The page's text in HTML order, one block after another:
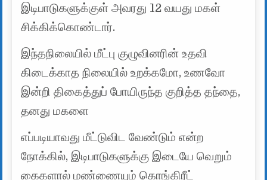
இடிபாடுகளுக்குள் அவரது 12 வயது மகள்
சிக்கிக்கொண்டார்.
இந்தநிலையில் மீட்பு குழுவினரின் உதவி
கிடைக்காத நிலையில் உறக்கமோ, உணவோ
இன்றி திகைத்துப் போயிருந்த குறித்த தந்தை,
தனது மகளை
எப்படியாவது மீட்டுவிட வேண்டும் என்ற
நோக்கில், இடிபாடுகளுக்கு இடையே வெறும்
கைகளால் மண்ணையும் கொங்கிரீட்